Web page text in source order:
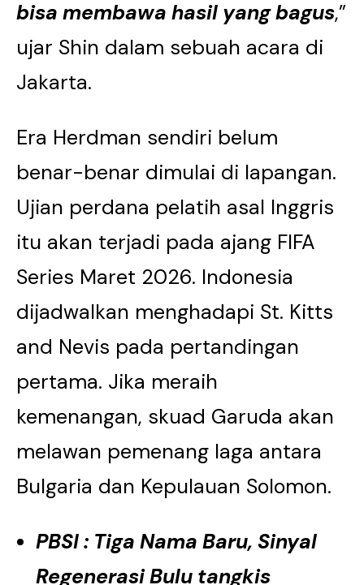
bisa membawa hasil yang bagus,”
ujar Shin dalam sebuah acara di
Jakarta.
Era Herdman sendiri belum
benar-benar dimulai di lapangan.
Ujian perdana pelatih asal Inggris
itu akan terjadi pada ajang FIFA
Series Maret 2026. Indonesia
dijadwalkan menghadapi St. Kitts
and Nevis pada pertandingan
pertama. Jika meraih
kemenangan, skuad Garuda akan
melawan pemenang laga antara
Bulgaria dan Kepulauan Solomon.
PBSI : Tiga Nama Baru, Sinyal
Regenerasi Bulu tangkis